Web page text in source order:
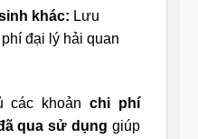
khác: Lưu
đại lý hải quan
các khoảnchi phí
qua sử dụng giúp